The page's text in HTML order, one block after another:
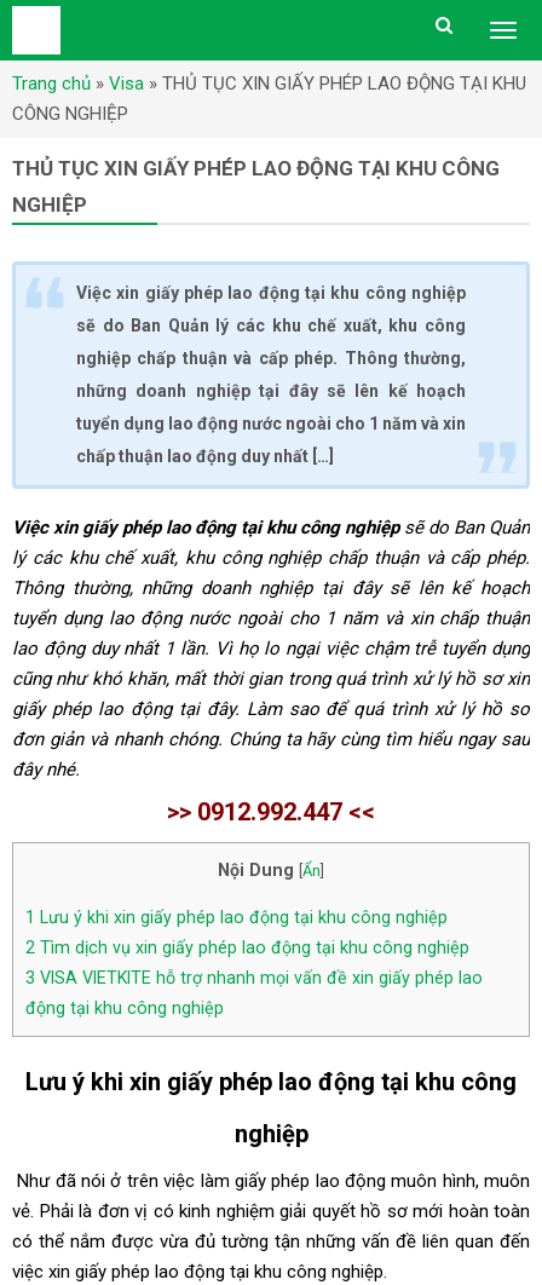
Trang chủ » Visa » THỦ TỤC XIN GIẤY PHÉP LAO ĐỘNG TẠI KHU
CÔNG NGHIỆP
THỦ TỤC XIN GIẤY PHÉP LAO ĐỘNG TẠI KHU CÔNG
NGHIỆP
Việc xin giấy phép lao động tại khu công nghiệp
sẽ do Ban Quản lý các khu chế xuất, khu công
nghiệp chấp thuận và cấp phép. Thông thường,
những doanh nghiệp tại đây sẽ lên kế hoạch
tuyển dụng lao động nước ngoài cho 1 năm và xin
chấp thuận lao động duy nhất […]
Việc xin giấy phép lao động tại khu công nghiệpsẽ do Ban Quản
lý các khu chế xuất, khu công nghiệp chấp thuận và cấp phép.
Thông thường, những doanh nghiệp tại đây sẽ lên kế hoạch
tuyển dụng lao động nước ngoài cho 1 năm và xin chấp thuận
lao động duy nhất 1 lần. Vì họ lo ngại việc chậm trễ tuyển dụng
cũng như khó khăn, mất thời gian trong quá trình xử lý hồ sơ xin
giấy phép lao động tại đây. Làm sao để quá trình xử lý hồ sơ
đơn giản và nhanh chóng. Chúng ta hãy cùng tìm hiểu ngay sau
đây nhé.
>> 0912.992.447 <<
Nội Dung Ẩn
1 Lưu ý khi xin giấy phép lao động tại khu công nghiệp
2 Tìm dịch vụ xin giấy phép lao động tại khu công nghiệp
3 VISA VIETKITE hỗ trợ nhanh mọi vấn đề xin giấy phép lao
động tại khu công nghiệp
Lưu ý khi xin giấy phép lao động tại khu công
nghiệp
Như đã nói ở trên việc làm giấy phép lao động muôn hình, muôn
vẻ. Phải là đơn vị có kinh nghiệm giải quyết hồ sơ mới hoàn toàn
có thể nắm được vừa đủ tường tận những vấn đề liên quan đến
việc xin giấy phép lao động tại khu công nghiệp.